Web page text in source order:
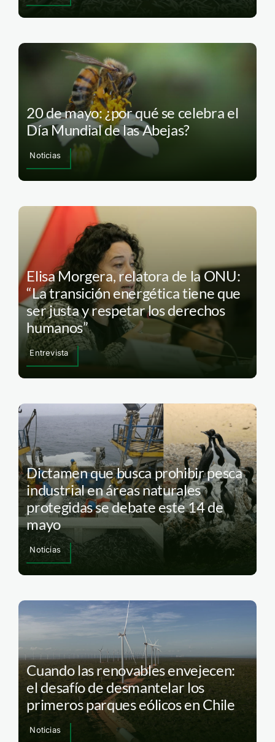
20 de mayo: ¿por qué se celebra el
Día Mundial de las Abejas?
Noticias
Elisa Morgera, relatora de la ONU:
“La transición energética tiene que
ser justa y respetar los derechos
humanos”
Entrevista
Dictamen que busca prohibir pesca
industrial en áreas naturales
protegidas se debate este 14 de
mayo
Noticias
Cuando las renovables envejecen:
el desafío de desmantelar los
primeros parques eólicos en Chile
Noticias